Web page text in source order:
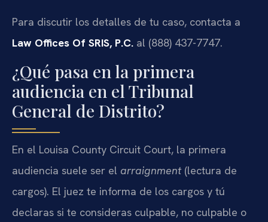
Para discutir los detalles de tu caso, contacta a
Law Offices Of SRIS, P.C. al (888) 437-7747.
¿Qué pasa en la primera
audiencia en el Tribunal
General de Distrito?
En el Louisa County Circuit Court, la primera
audiencia suele ser el arraignment(lectura de
cargos). El juez te informa de los cargos y tú
declaras si te consideras culpable, no culpable o